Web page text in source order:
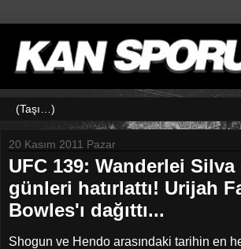
20 Kasım 2011 Pazar
UFC 139: Wanderlei Silva
günleri hatırlattı! Urijah
Bowles'ı dağıttı...
Shogun ve Hendo arasındaki tarihin en